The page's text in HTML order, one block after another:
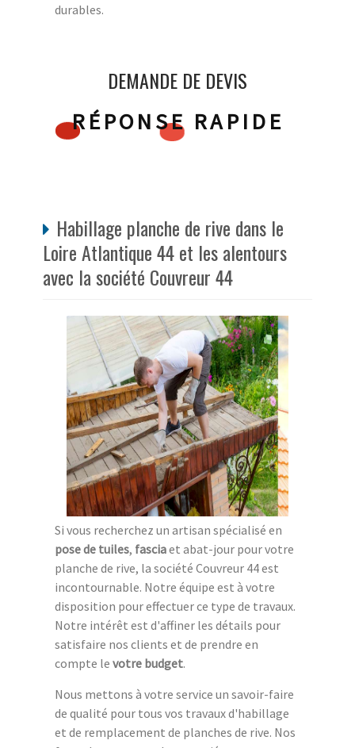
durables.
DEMANDE DE DEVIS
RÉPONSE RAPIDE
Habillage planche de rive dans le
Loire Atlantique 44 et les alentours
avec la société Couvreur 44
Si vous recherchez un artisan spécialisé en
pose de tuiles, fasciaet abat-jour pour votre
planche de rive, la société Couvreur 44 est
incontournable. Notre équipe est à votre
disposition pour effectuer ce type de travaux.
Notre intérêt est d'affiner les détails pour
satisfaire nos clients et de prendre en
compte le votre budget.
Nous mettons à votre service un savoir-faire
de qualité pour tous vos travaux d'habillage
et de remplacement de planches de rive. Nos